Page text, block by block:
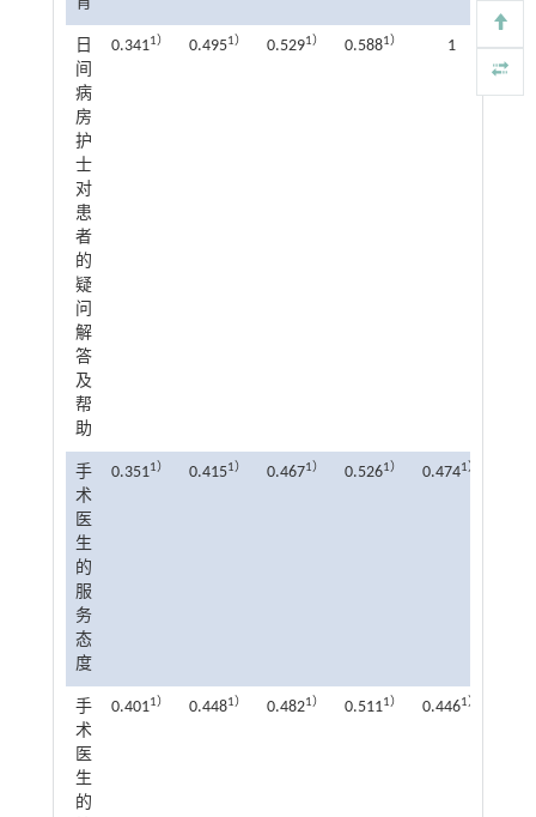
日
间
病
房
护
士
对
患
者
的
疑
问
解
答
及
帮
助
0.3411） 0.4951） 0.5291） 0.5881） 1
手
术
医
生
的
服
务
态
度
0.3511） 0.4151） 0.4671） 0.5261） 0.4741）
手
术
医
生
的
0.4011） 0.4481） 0.4821） 0.5111） 0.4461）